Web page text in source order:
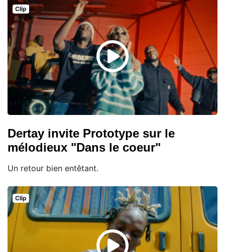
Clip
Dertay invite Prototype sur le
mélodieux "Dans le coeur"
Un retour bien entêtant.
Clip